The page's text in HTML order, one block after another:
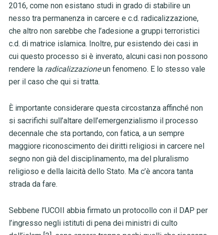
2016, come non esistano studi in grado di stabilire un
nesso tra permanenza in carcere e c.d. radicalizzazione,
che altro non sarebbe che l’adesione a gruppi terroristici
c.d. di matrice islamica. Inoltre, pur esistendo dei casi in
cui questo processo si è inverato, alcuni casi non possono
rendere la radicalizzazioneun fenomeno. E lo stesso vale
per il caso che qui si tratta.
È importante considerare questa circostanza affinché non
si sacrifichi sull’altare dell’emergenzialismo il processo
decennale che sta portando, con fatica, a un sempre
maggiore riconoscimento dei diritti religiosi in carcere nel
segno non già del disciplinamento, ma del pluralismo
religioso e della laicità dello Stato. Ma c’è ancora tanta
strada da fare.
Sebbene l’UCOII abbia firmato un protocollo con il DAP per
l’ingresso negli istituti di pena dei ministri di culto